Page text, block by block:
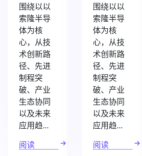
围绕以以
索隆半导
体为核
心，从技
术创新路
径、先进
制程突
破、产业
生态协同
以及未来
应用趋...
阅读
围绕以以
索隆半导
体为核
心，从技
术创新路
径、先进
制程突
破、产业
生态协同
以及未来
应用趋...
阅读